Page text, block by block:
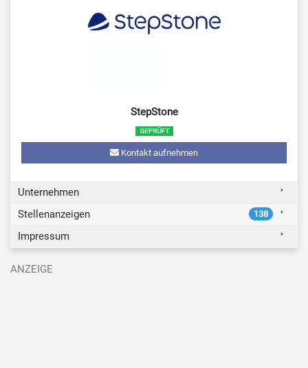
StepStone
Kontakt aufnehmen
Unternehmen
Stellenanzeigen
138
Impressum